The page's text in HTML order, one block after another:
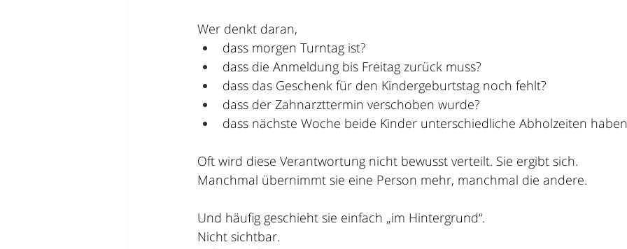
Wer denkt daran,
dass morgen Turntag ist?
dass die Anmeldung bis Freitag zurück muss?
dass das Geschenk für den Kindergeburtstag noch fehlt?
dass der Zahnarzttermin verschoben wurde?
dass nächste Woche beide Kinder unterschiedliche Abholzeiten
Oft wird diese Verantwortung nicht bewusst verteilt. Sie ergibt sich.
Manchmal übernimmt sie eine Person mehr, manchmal die andere.
Und häufig geschieht sie einfach „im Hintergrund“.
Nicht sichtbar.